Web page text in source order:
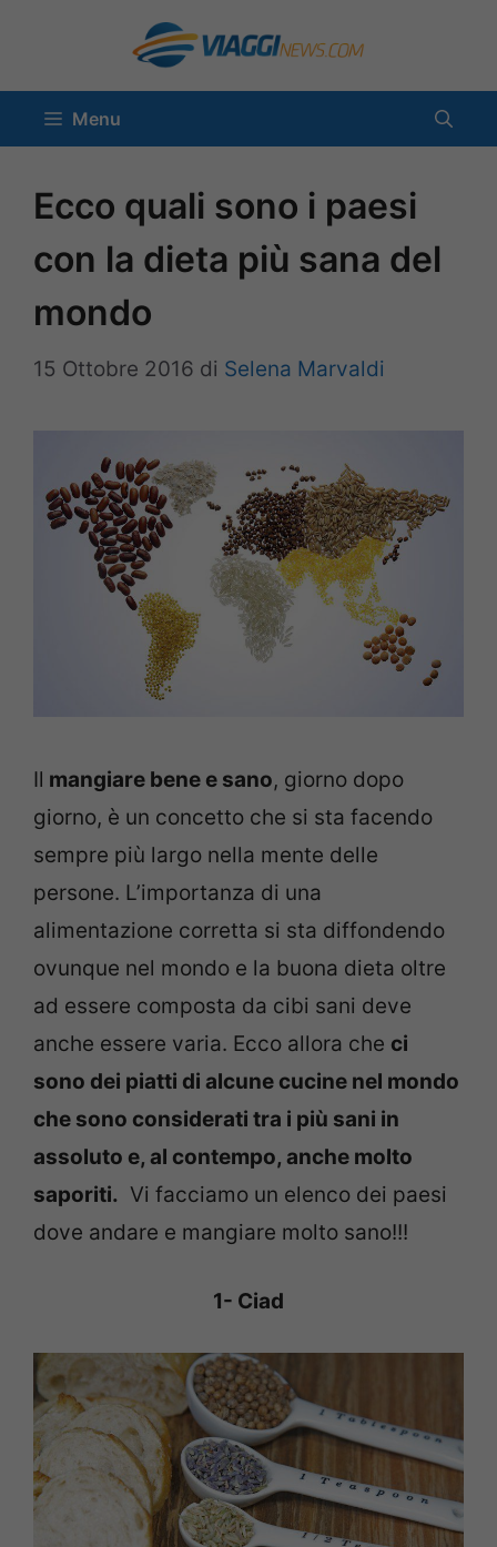
contenuto
Menu
Ecco quali sono i paesi
con la dieta più sana del
mondo
15 Ottobre 2016 di Selena Marvaldi
Il mangiare bene e sano, giorno dopo
giorno, è un concetto che si sta facendo
sempre più largo nella mente delle
persone. L’importanza di una
alimentazione corretta si sta diffondendo
ovunque nel mondo e la buona dieta oltre
ad essere composta da cibi sani deve
anche essere varia. Ecco allora che ci
sono dei piatti di alcune cucine nel mondo
che sono considerati tra i più sani in
assoluto e, al contempo, anche molto
saporiti. Vi facciamo un elenco dei paesi
dove andare e mangiare molto sano!!!
1- Ciad